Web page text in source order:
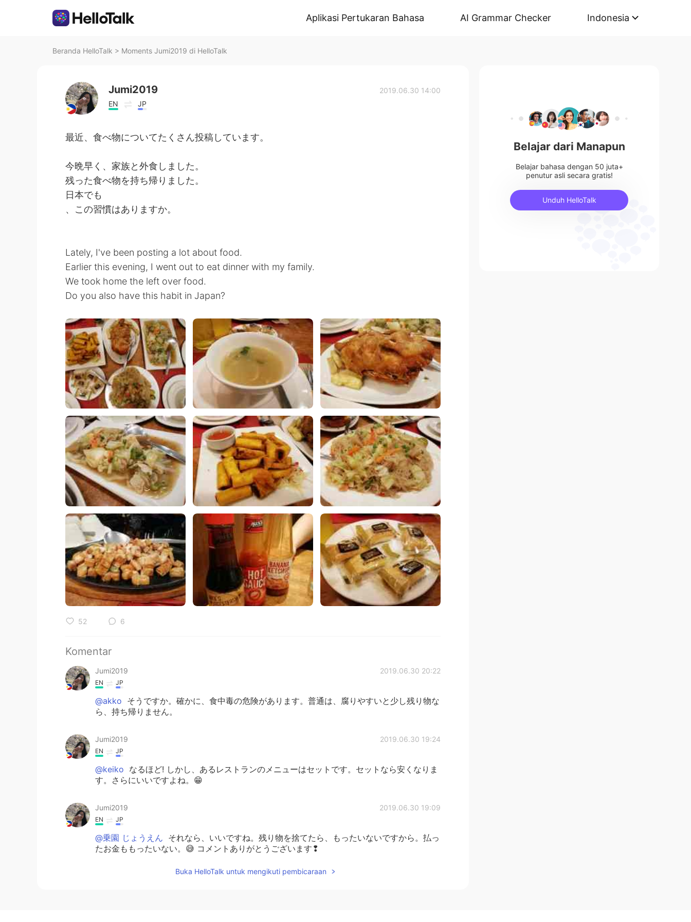
Aplikasi Pertukaran Bahasa AI Grammar Checker Indonesia
Beranda HelloTalk > Moments Jumi2019 di HelloTalk
Jumi2019
EN JP
2019.06.30 14:00
最近、食べ物についてたくさん投稿しています。
今晩早く、家族と外食しました。
残った食べ物を持ち帰りました。
日本でも
、この習慣はありますか。
Lately, I've been posting a lot about food.
Earlier this evening, I went out to eat dinner with my family.
We took home the left over food.
Do you also have this habit in Japan?
52 6
Komentar
Jumi2019 2019.06.30 20:22
EN JP
@akko そうですか。確かに、食中毒の危険があります。普通は、腐りやすいと少し残り物な
ら、持ち帰りません。
Jumi2019 2019.06.30 19:24
EN JP
@keiko なるほど! しかし、あるレストランのメニューはセットです。セットなら安くなりま
す。さらにいいですよね。😁
Jumi2019 2019.06.30 19:09
EN JP
@乗園 じょうえん それなら、いいですね。残り物を捨てたら、もったいないですから。払っ
たお金ももったいない。😅 コメントありがとうございます❢
Buka HelloTalk untuk mengikuti pembicaraan
Belajar dari Manapun
Belajar bahasa dengan 50 juta+
penutur asli secara gratis!
Unduh HelloTalk